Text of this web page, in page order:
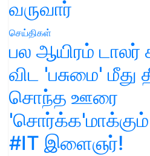
வருவார்
செய்திகள்
பல ஆயிரம்
விட 'பசுமை' மீது
சொந்த ஊரை
'சொர்க்க'மாக்கும்
#IT இளைஞர்!